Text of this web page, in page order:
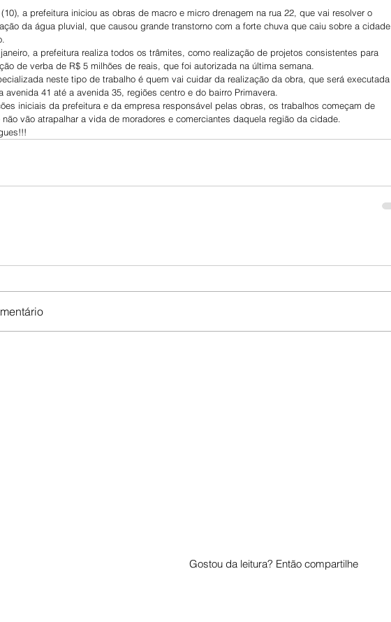
a prefeitura iniciou as obras de macro e micro drenagem na rua 22, que vai resolver o
da água pluvial, que causou grande transtorno com a forte chuva que caiu sobre a cidade
a prefeitura realiza todos os trâmites, como realização de projetos consistentes para
de verba de R$ 5 milhões de reais, que foi autorizada na última semana.
neste tipo de trabalho é quem vai cuidar da realização da obra, que será executada
avenida 41 até a avenida 35, regiões centro e do bairro Primavera.
iniciais da prefeitura e da empresa responsável pelas obras, os trabalhos começam de
vão atrapalhar a vida de moradores e comerciantes daquela região da cidade.
Gostou da leitura? Então compartilhe